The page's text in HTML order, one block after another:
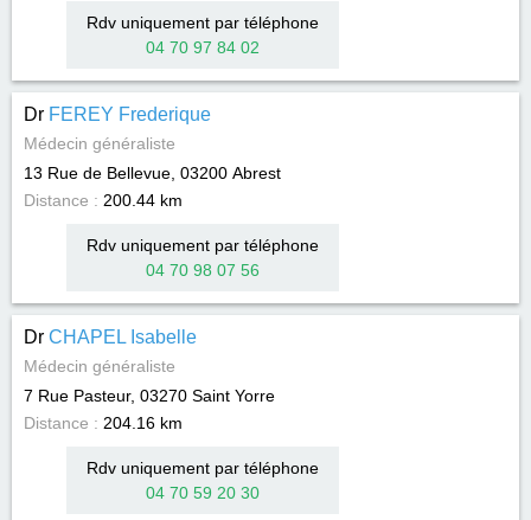
Rdv uniquement par téléphone
04 70 97 84 02
Dr FEREY Frederique
Médecin généraliste
13 Rue de Bellevue, 03200 Abrest
Distance : 200.44 km
Rdv uniquement par téléphone
04 70 98 07 56
Dr CHAPEL Isabelle
Médecin généraliste
7 Rue Pasteur, 03270 Saint Yorre
Distance : 204.16 km
Rdv uniquement par téléphone
04 70 59 20 30